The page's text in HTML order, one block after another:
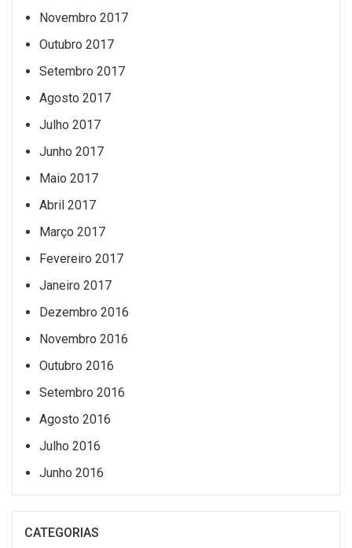
Novembro 2017
Outubro 2017
Setembro 2017
Agosto 2017
Julho 2017
Junho 2017
Maio 2017
Abril 2017
Março 2017
Fevereiro 2017
Janeiro 2017
Dezembro 2016
Novembro 2016
Outubro 2016
Setembro 2016
Agosto 2016
Julho 2016
Junho 2016
CATEGORIAS